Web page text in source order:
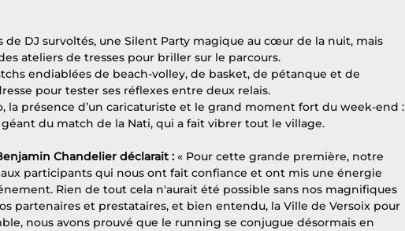
de DJ survoltés, une Silent Party magique au cœur de la nuit, mais
ateliers de tresses pour briller sur le parcours.
endiablées de beach-volley, de basket, de pétanque et de
pour tester ses réflexes entre deux relais.
la présence d’un caricaturiste et le grand moment fort du week-end :
du match de la Nati, qui a fait vibrer tout le village.
Chandelier déclarait : « Pour cette grande première, notre
participants qui nous ont fait confiance et ont mis une énergie
Rien de tout cela n'aurait été possible sans nos magnifiques
partenaires et prestataires, et bien entendu, la Ville de Versoix pour
nous avons prouvé que le running se conjugue désormais en